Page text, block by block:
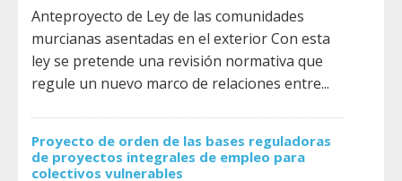
Anteproyecto de Ley de las comunidades
murcianas asentadas en el exterior Con esta
ley se pretende una revisión normativa que
regule un nuevo marco de relaciones entre...
Proyecto de orden de las bases reguladoras
de proyectos integrales de empleo para
colectivos vulnerables